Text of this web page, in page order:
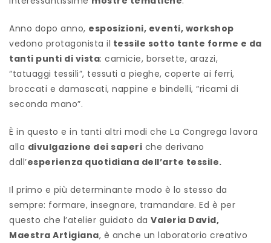
Anno dopo anno, esposizioni, eventi, workshop
vedono protagonista il tessile sotto tante forme e da
tanti punti di vista: camicie, borsette, arazzi,
“tatuaggi tessili”, tessuti a pieghe, coperte ai ferri,
broccati e damascati, nappine e bindelli, “ricami di
seconda mano”.
È in questo e in tanti altri modi che La Congrega lavora
alla divulgazione dei saperi che derivano
dall’esperienza quotidiana dell’arte tessile.
Il primo e più determinante modo è lo stesso da
sempre: formare, insegnare, tramandare. Ed è per
questo che l’atelier guidato da Valeria David,
Maestra Artigiana, è anche un laboratorio creativo